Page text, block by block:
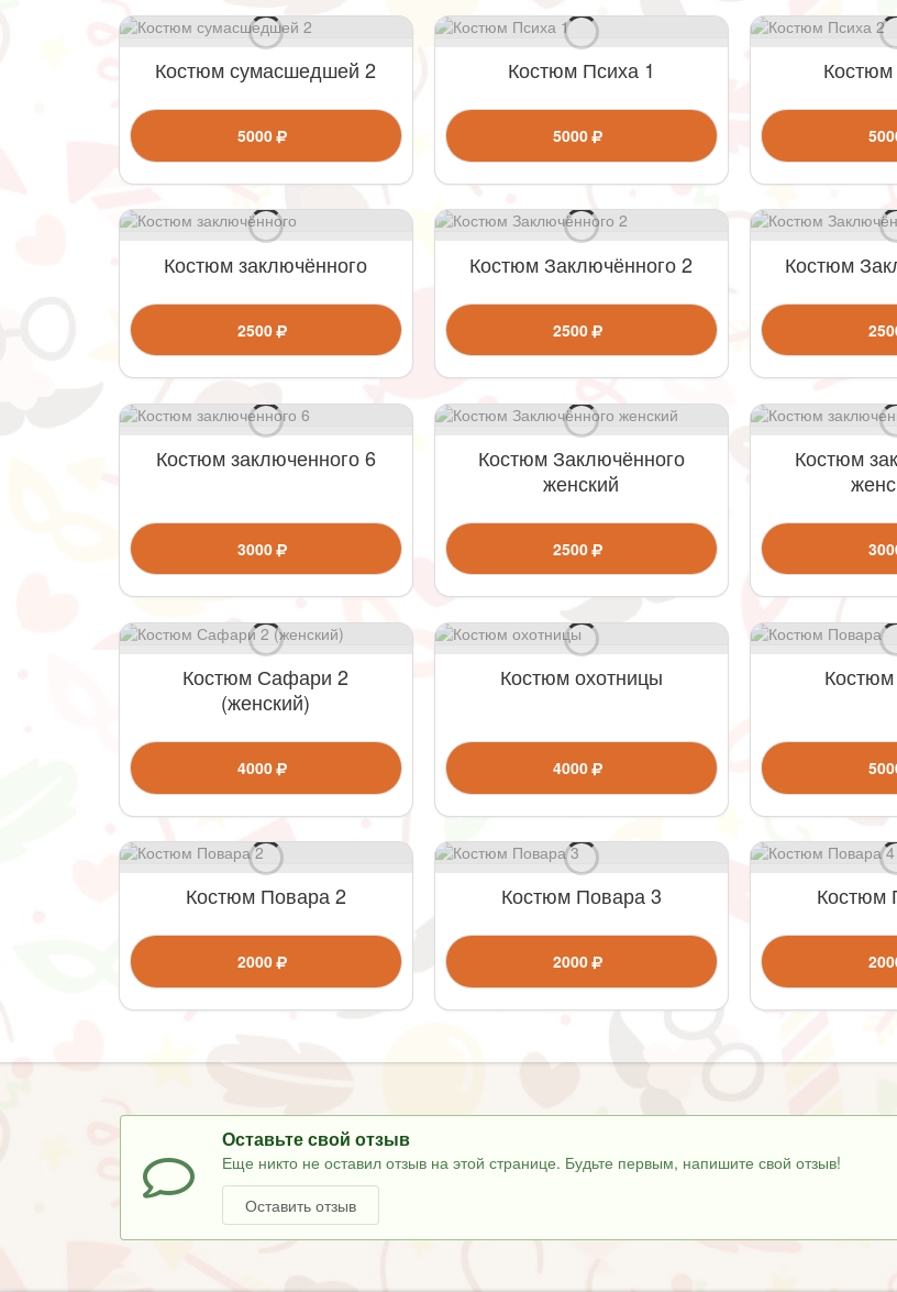
Костюм сумасшедшей 2
5000
Костюм Психа 1
5000
Костюм заключённого
2500
Костюм Заключённого 2
2500
Костюм
Костюм заключенного 6
3000
Костюм Заключённого
женский
2500
Костюм
Костюм Сафари 2
(женский)
4000
Костюм охотницы
4000
Костюм Повара 2
2000
Костюм Повара 3
2000
Костюм
Оставьте свой отзыв
Еще никто не оставил отзыв на этой странице. Будьте первым, напишите свой отзыв!
Оставить отзыв